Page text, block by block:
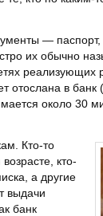
— паспорт,
их обычно
отослана в
около 30
Кто-то
кто-
а другие
выдачи
банк